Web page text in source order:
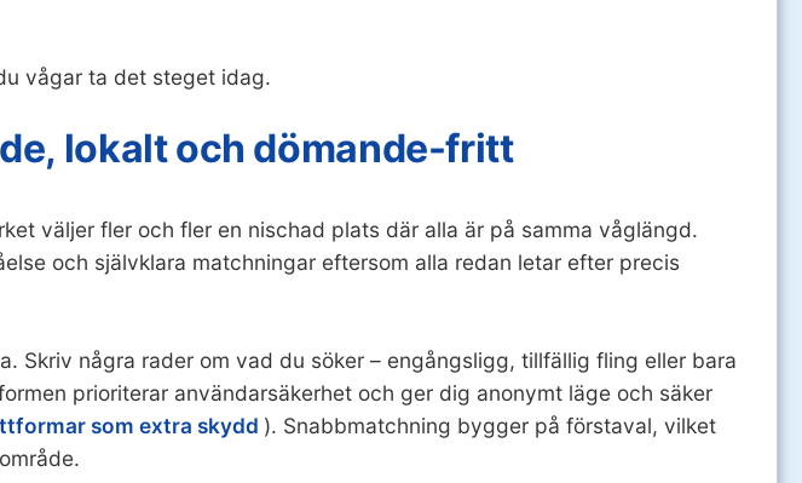
vågar ta det steget idag.
lokalt och dömande-fritt
väljer fler och fler en nischad plats där alla är på samma våglängd.
och självklara matchningar eftersom alla redan letar efter precis
Skriv några rader om vad du söker – engångsligg, tillfällig fling eller bara
prioriterar användarsäkerhet och ger dig anonymt läge och säker
som extra skydd ). Snabbmatchning bygger på förstaval, vilket